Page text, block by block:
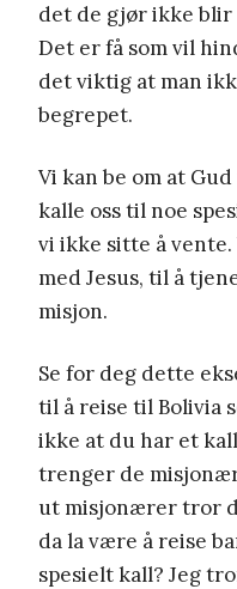
det de gjør ikke
Det er få som vil
det viktig at man
begrepet.
Vi kan be om at
kalle oss til noe
vi ikke sitte å
med Jesus, til å
misjon.
Se for deg dette
til å reise til Bolivia
ikke at du har et
trenger de
ut misjonærer tror
da la være å reise
spesielt kall? Jeg